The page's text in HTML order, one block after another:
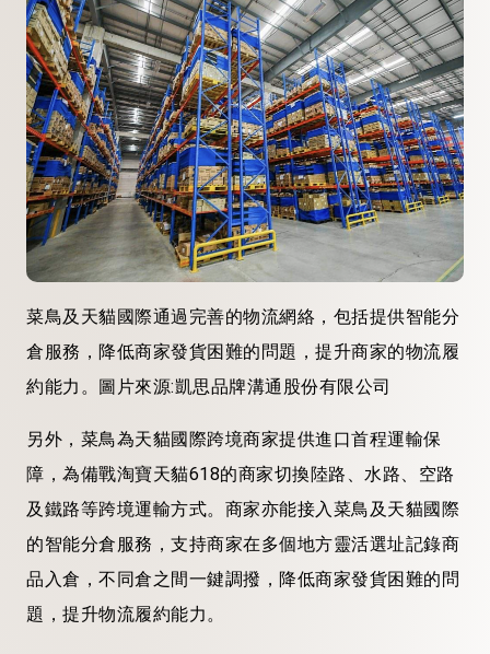
菜鳥及天貓國際通過完善的物流網絡，包括提供智能分
倉服務，降低商家發貨困難的問題，提升商家的物流履
約能力。圖片來源:凱思品牌溝通股份有限公司
另外，菜鳥為天貓國際跨境商家提供進口首程運輸保
障，為備戰淘寶天貓618的商家切換陸路、水路、空路
及鐵路等跨境運輸方式。商家亦能接入菜鳥及天貓國際
的智能分倉服務，支持商家在多個地方靈活選址記錄商
品入倉，不同倉之間一鍵調撥，降低商家發貨困難的問
題，提升物流履約能力。